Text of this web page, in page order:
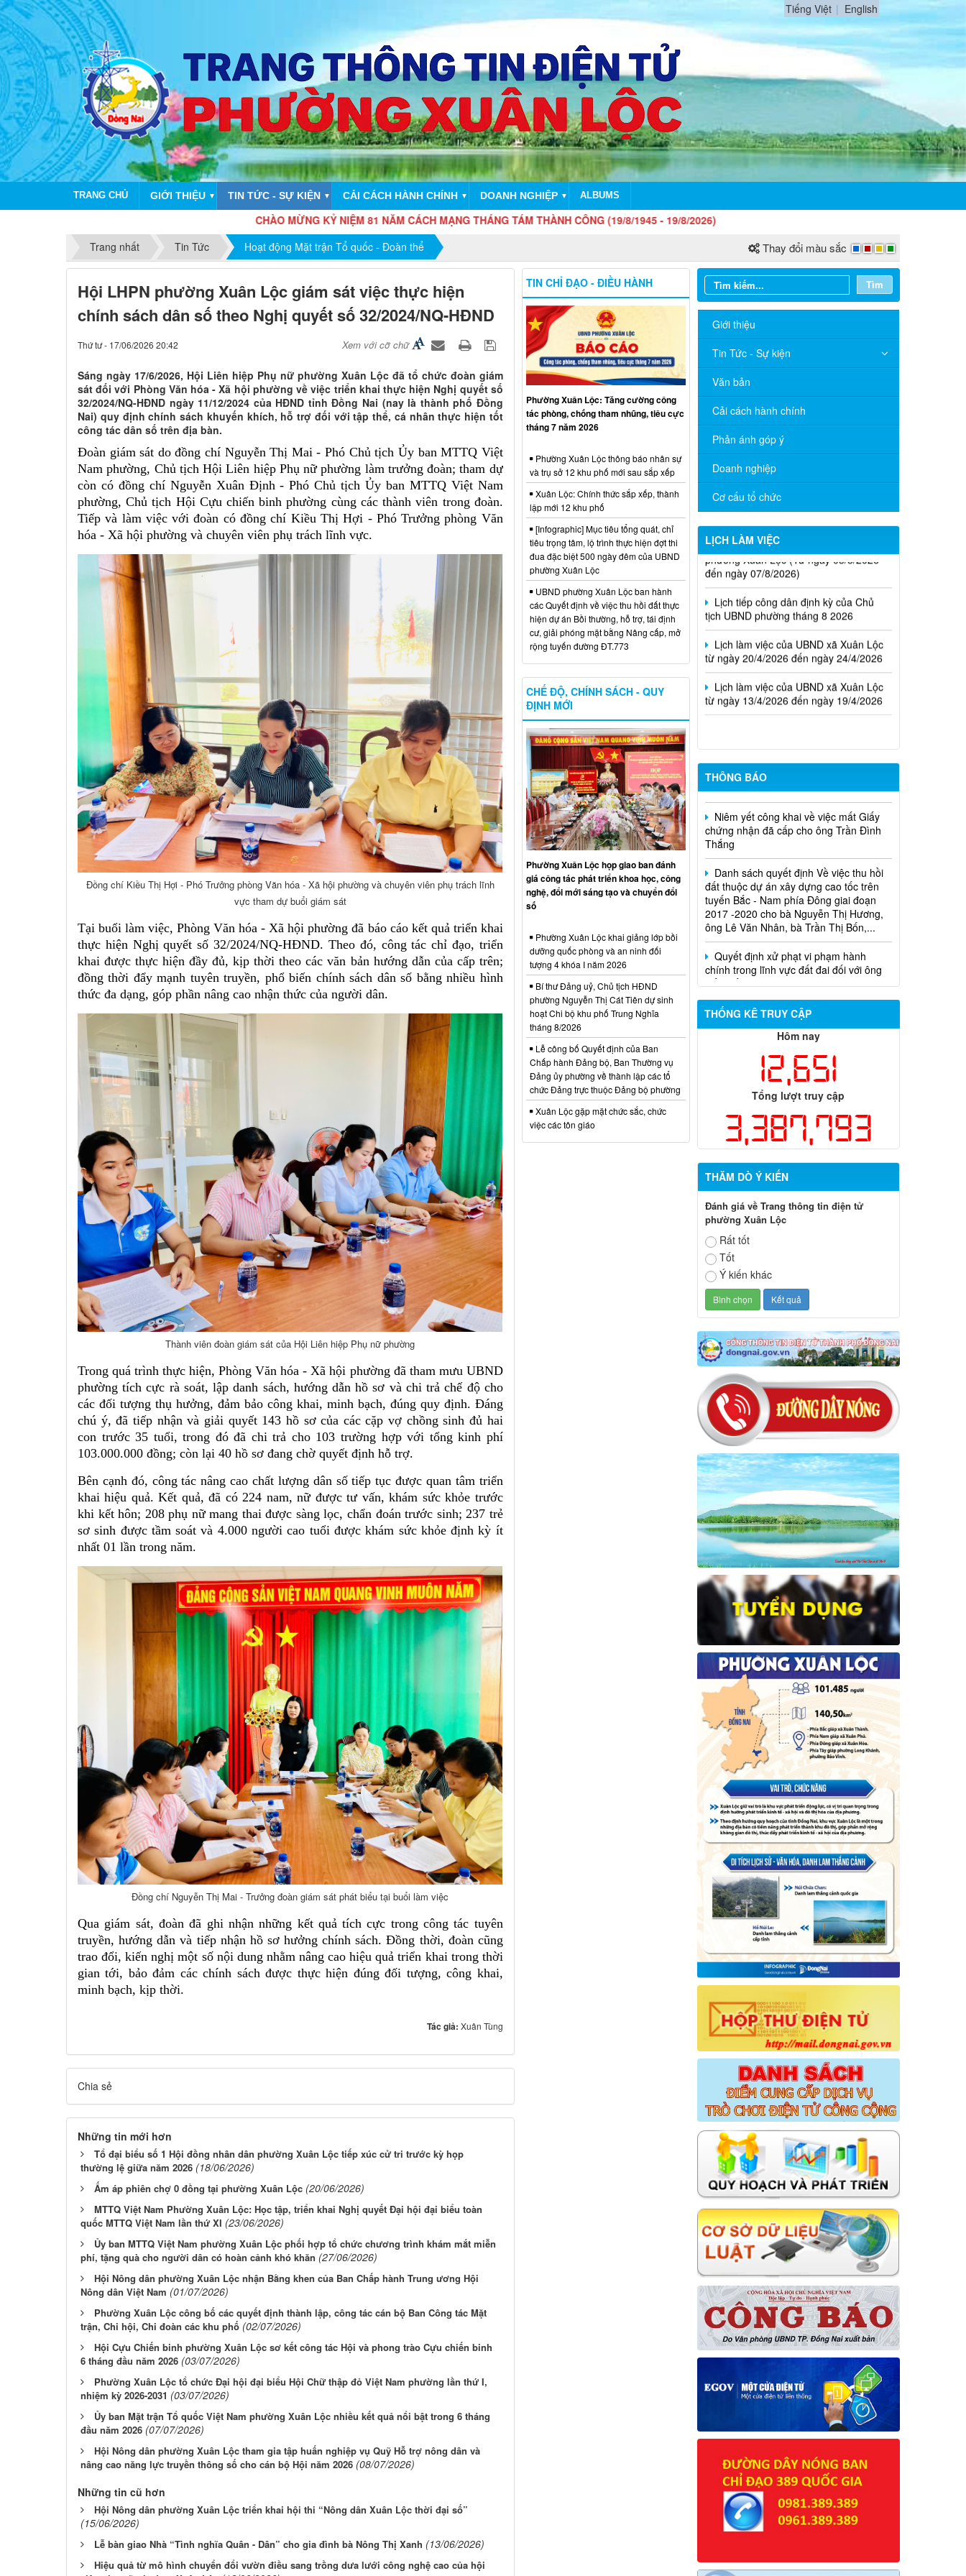
Tiếng Việt English
TRANG CHỦ GIỚI THIỆU ▼ TIN TỨC - SỰ KIỆN ▼ CẢI CÁCH HÀNH CHÍNH ▼ DOANH NGHIỆP ▼ ALBUMS
CHÀO MỪNG KỶ NIỆM 81 NĂM CÁCH MẠNG THÁNG TÁM THÀNH CÔNG (19/8/1945 - 19/8/2026)
Trang nhất
Tin Tức Hoạt động Mặt trận Tổ quốc - Đoàn thể Thay đổi màu sắc
Hội LHPN phường Xuân Lộc giám sát việc thực hiện
chính sách dân số theo Nghị quyết số 32/2024/NQ-HĐND
Thứ tư - 17/06/2026 20:42 Xem với cỡ chữ
Sáng ngày 17/6/2026, Hội Liên hiệp Phụ nữ phường Xuân Lộc đã tổ chức đoàn giám
sát đối với Phòng Văn hóa - Xã hội phường về việc triển khai thực hiện Nghị quyết số
32/2024/NQ-HĐND ngày 11/12/2024 của HĐND tỉnh Đồng Nai (nay là thành phố Đồng
Nai) quy định chính sách khuyến khích, hỗ trợ đối với tập thể, cá nhân thực hiện tốt
công tác dân số trên địa bàn.
Đoàn giám sát do đồng chí Nguyễn Thị Mai - Phó Chủ tịch Ủy ban MTTQ Việt
Nam phường, Chủ tịch Hội Liên hiệp Phụ nữ phường làm trưởng đoàn; tham dự
còn có đồng chí Nguyễn Xuân Định - Phó Chủ tịch Ủy ban MTTQ Việt Nam
phường, Chủ tịch Hội Cựu chiến binh phường cùng các thành viên trong đoàn.
Tiếp và làm việc với đoàn có đồng chí Kiều Thị Hợi - Phó Trưởng phòng Văn
hóa - Xã hội phường và chuyên viên phụ trách lĩnh vực.
Đồng chí Kiều Thị Hợi - Phó Trưởng phòng Văn hóa - Xã hội phường và chuyên viên phụ trách lĩnh
vực tham dự buổi giám sát
Tại buổi làm việc, Phòng Văn hóa - Xã hội phường đã báo cáo kết quả triển khai
thực hiện Nghị quyết số 32/2024/NQ-HĐND. Theo đó, công tác chỉ đạo, triển
khai được thực hiện đầy đủ, kịp thời theo các văn bản hướng dẫn của cấp trên;
đồng thời đẩy mạnh tuyên truyền, phổ biến chính sách dân số bằng nhiều hình
thức đa dạng, góp phần nâng cao nhận thức của người dân.
Thành viên đoàn giám sát của Hội Liên hiệp Phụ nữ phường
Trong quá trình thực hiện, Phòng Văn hóa - Xã hội phường đã tham mưu UBND
phường tích cực rà soát, lập danh sách, hướng dẫn hồ sơ và chi trả chế độ cho
các đối tượng thụ hưởng, đảm bảo công khai, minh bạch, đúng quy định. Đáng
chú ý, đã tiếp nhận và giải quyết 143 hồ sơ của các cặp vợ chồng sinh đủ hai
con trước 35 tuổi, trong đó đã chi trả cho 103 trường hợp với tổng kinh phí
103.000.000 đồng; còn lại 40 hồ sơ đang chờ quyết định hỗ trợ.
Bên cạnh đó, công tác nâng cao chất lượng dân số tiếp tục được quan tâm triển
khai hiệu quả. Kết quả, đã có 224 nam, nữ được tư vấn, khám sức khỏe trước
khi kết hôn; 208 phụ nữ mang thai được sàng lọc, chẩn đoán trước sinh; 237 trẻ
sơ sinh được tầm soát và 4.000 người cao tuổi được khám sức khỏe định kỳ ít
nhất 01 lần trong năm.
Đồng chí Nguyễn Thị Mai - Trưởng đoàn giám sát phát biểu tại buổi làm việc
Qua giám sát, đoàn đã ghi nhận những kết quả tích cực trong công tác tuyên
truyền, hướng dẫn và tiếp nhận hồ sơ hưởng chính sách. Đồng thời, đoàn cũng
trao đổi, kiến nghị một số nội dung nhằm nâng cao hiệu quả triển khai trong thời
gian tới, bảo đảm các chính sách được thực hiện đúng đối tượng, công khai,
minh bạch, kịp thời.
Tác giả: Xuân Tùng
Chia sẻ
Những tin mới hơn
Tổ đại biểu số 1 Hội đồng nhân dân phường Xuân Lộc tiếp xúc cử tri trước kỳ họp
thường lệ giữa năm 2026 (18/06/2026)
Ấm áp phiên chợ 0 đồng tại phường Xuân Lộc (20/06/2026)
MTTQ Việt Nam Phường Xuân Lộc: Học tập, triển khai Nghị quyết Đại hội đại biểu toàn
quốc MTTQ Việt Nam lần thứ XI (23/06/2026)
Ủy ban MTTQ Việt Nam phường Xuân Lộc phối hợp tổ chức chương trình khám mắt miễn
phí, tặng quà cho người dân có hoàn cảnh khó khăn (27/06/2026)
Hội Nông dân phường Xuân Lộc nhận Bằng khen của Ban Chấp hành Trung ương Hội
Nông dân Việt Nam (01/07/2026)
Phường Xuân Lộc công bố các quyết định thành lập, công tác cán bộ Ban Công tác Mặt
trận, Chi hội, Chi đoàn các khu phố (02/07/2026)
Hội Cựu Chiến binh phường Xuân Lộc sơ kết công tác Hội và phong trào Cựu chiến binh
6 tháng đầu năm 2026 (03/07/2026)
Phường Xuân Lộc tổ chức Đại hội đại biểu Hội Chữ thập đỏ Việt Nam phường lần thứ I,
nhiệm kỳ 2026-2031 (03/07/2026)
Ủy ban Mặt trận Tổ quốc Việt Nam phường Xuân Lộc nhiều kết quả nổi bật trong 6 tháng
đầu năm 2026 (07/07/2026)
Hội Nông dân phường Xuân Lộc tham gia tập huấn nghiệp vụ Quỹ Hỗ trợ nông dân và
nâng cao năng lực truyền thông số cho cán bộ Hội năm 2026 (08/07/2026)
Những tin cũ hơn
Hội Nông dân phường Xuân Lộc triển khai hội thi “Nông dân Xuân Lộc thời đại số”
(15/06/2026)
Lễ bàn giao Nhà “Tình nghĩa Quân - Dân” cho gia đình bà Nông Thị Xanh (13/06/2026)
Hiệu quả từ mô hình chuyển đổi vườn điều sang trồng dưa lưới công nghệ cao của hội
Tìm
Giới thiệu
Tin Tức - Sự kiện
Văn bản
Cải cách hành chính
Phản ánh góp ý
Doanh nghiệp
Cơ cấu tổ chức
LỊCH LÀM VIỆC
Thông báo Lịch làm việc của UBND
phường Xuân Lộc (Từ ngày 03/8/2026
đến ngày 07/8/2026)
Lịch tiếp công dân định kỳ của Chủ
tịch UBND phường tháng 8 2026
Lịch làm việc của UBND xã Xuân Lộc
Lịch làm việc của UBND xã Xuân Lộc
THÔNG BÁO
Cuộc thi trực tuyến tìm hiểu pháp luật
năm 2026.
Niêm yết công khai về việc mất Giấy
chứng nhận đã cấp cho ông Trần Đình
Thắng
Danh sách quyết định Về việc thu hồi
đất thuộc dự án xây dựng cao tốc trên
tuyến Bắc - Nam phía Đông giai đoạn
2017 -2020 cho bà Nguyễn Thị Hương,
ông Lê Văn Nhân, bà Trần Thị Bốn,...
Quyết định xử phạt vi phạm hành
chính trong lĩnh vực đất đai đối với ông
Trần Hồng Phước
THỐNG KÊ TRUY CẬP
Hôm nay
12,651
Tổng lượt truy cập
3,387,793
THĂM DÒ Ý KIẾN
Đánh giá về Trang thông tin điện tử
phường Xuân Lộc
Rất tốt
Tốt
Ý kiến khác
TIN CHỈ ĐẠO - ĐIỀU HÀNH
Phường Xuân Lộc: Tăng cường công
tác phòng, chống tham nhũng, tiêu cực
tháng 7 năm 2026
Phường Xuân Lộc thông báo nhân sự
và trụ sở 12 khu phố mới sau sắp xếp
Xuân Lộc: Chính thức sắp xếp, thành
lập mới 12 khu phố
[Infographic] Mục tiêu tổng quát, chỉ
tiêu trọng tâm, lộ trình thực hiện đợt thi
đua đặc biệt 500 ngày đêm của UBND
phường Xuân Lộc
UBND phường Xuân Lộc ban hành
các Quyết định về việc thu hồi đất thực
hiện dự án Bồi thường, hỗ trợ, tái định
cư, giải phóng mặt bằng Nâng cấp, mở
rộng tuyến đường ĐT.773
CHẾ ĐỘ, CHÍNH SÁCH - QUY
ĐỊNH MỚI
Phường Xuân Lộc họp giao ban đánh
giá công tác phát triển khoa học, công
nghệ, đổi mới sáng tạo và chuyển đổi
số
Phường Xuân Lộc khai giảng lớp bồi
dưỡng quốc phòng và an ninh đối
tượng 4 khóa I năm 2026
Bí thư Đảng uỷ, Chủ tịch HĐND
phường Nguyễn Thị Cát Tiên dự sinh
hoạt Chi bộ khu phố Trung Nghĩa
tháng 8/2026
Lễ công bố Quyết định của Ban
Chấp hành Đảng bộ, Ban Thường vụ
Đảng ủy phường về thành lập các tổ
chức Đảng trực thuộc Đảng bộ phường
Xuân Lộc gặp mặt chức sắc, chức
việc các tôn giáo